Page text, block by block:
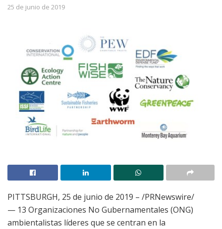
25 de junio de 2019
PITTSBURGH, 25 de junio de 2019 – /PRNewswire/
— 13 Organizaciones No Gubernamentales (ONG)
ambientalistas líderes que se centran en la